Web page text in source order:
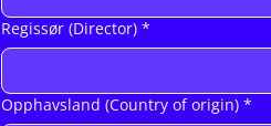
Regissør (Director) *
Opphavsland (Country of origin) *